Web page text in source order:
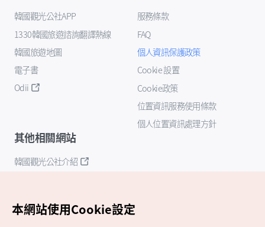
韓國觀光公社APP
1330韓國旅遊諮詢翻譯熱線
韓國旅遊地圖
電子書
Odii
服務條款
FAQ
個人資訊保護政策
Cookie 設置
Cookie政策
位置資訊服務使用條款
個人位置資訊處理方針
其他相關網站
韓國觀光公社介紹
本網站使用Cookie設定